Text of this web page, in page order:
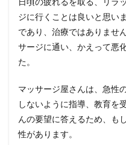
ジに行くことは良いと思い
であり、治療ではありませ
サージに通い、かえって悪
た。
マッサージ屋さんは、急性
しないように指導、教育を
んの要望に答えるため、も
性があります。